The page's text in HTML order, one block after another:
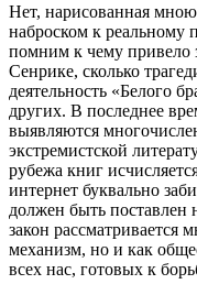
Нет, нарисованная
наброском к
помним к чему привело
Сенрике, сколько
деятельность «Белого
других. В последнее
выявляются
экстремистской
рубежа книг
интернет буквально
должен быть
закон рассматривается
механизм, но и как
всех нас, готовых к